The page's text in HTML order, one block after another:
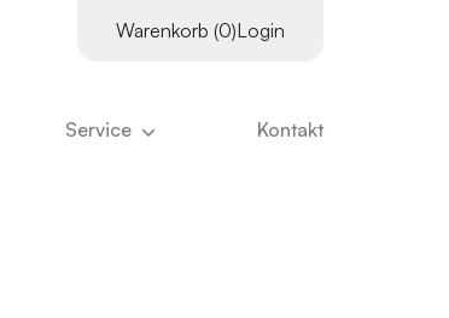
Warenkorb (0)Login
Service
Kontakt